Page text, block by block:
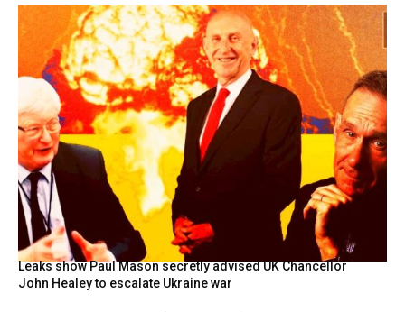
Leaks show Paul Mason secretly advised UK Chancellor
John Healey to escalate Ukraine war